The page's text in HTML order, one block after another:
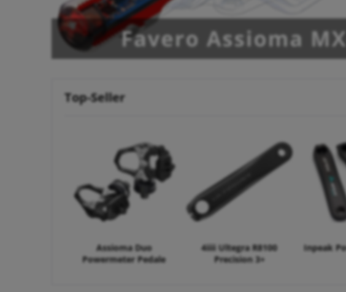
Top-Seller
Assioma Duo
Powermeter Pedale
4iiii Ultegra R8100
Precision 3+
Inpeak